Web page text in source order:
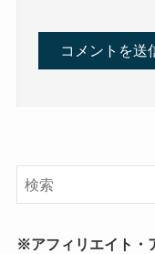
※アフィリエイト・